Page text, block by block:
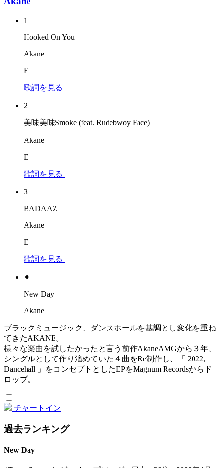
1
Hooked On You
Akane
E
歌詞を見る
2
美味美味Smoke (feat. Rudebwoy Face)
Akane
E
歌詞を見る
3
BADAAZ
Akane
E
歌詞を見る
⚫︎
New Day
Akane
ブラックミュージック、ダンスホールを基調とし変化を重ね
てきたAKANE。
様々な楽曲を試したかったと言う前作AkaneAMGから３年、
シングルとして作り溜めていた４曲をRe制作し、「 2022,
Dancehall 」をコンセプトとしたEPをMagnum Recordsからド
ロップ。
チャートイン
過去ランキング
New Day